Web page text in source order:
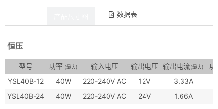
数据表
恒压
型号 功率 (最大) 输入电压 输出电压 输出电流(最大)
功
YSL40B-12
40W 220-240V AC 12V 3.33A
YSL40B-24
40W 220-240V AC 24V 1.66A